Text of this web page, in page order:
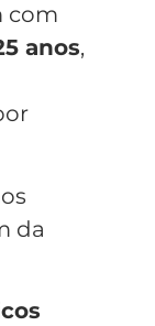
com
anos,
da